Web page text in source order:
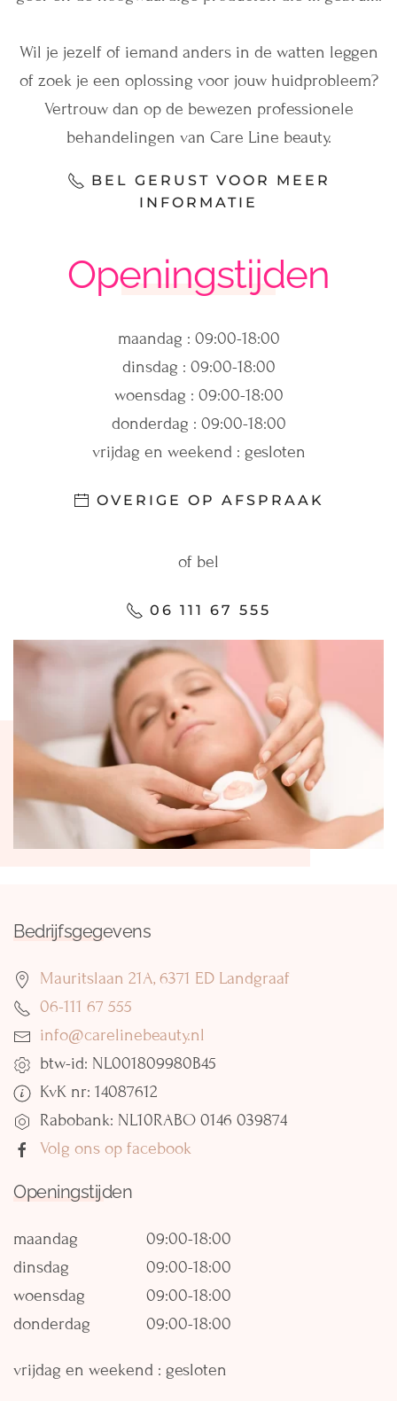
Wil je jezelf of iemand anders in de watten leggen
of zoek je een oplossing voor jouw huidprobleem?
Vertrouw dan op de bewezen professionele
behandelingen van Care Line beauty.
BEL GERUST VOOR MEER
INFORMATIE
Openingstijden
maandag : 09:00-18:00
dinsdag : 09:00-18:00
woensdag : 09:00-18:00
donderdag : 09:00-18:00
vrijdag en weekend : gesloten
OVERIGE OP AFSPRAAK
of bel
06 111 67 555
Bedrijfsgegevens
Mauritslaan 21A, 6371 ED Landgraaf
06-111 67 555
info@carelinebeauty.nl
btw-id: NL001809980B45
KvK nr: 14087612
Rabobank: NL10RABO 0146 039874
Volg ons op facebook
Openingstijden
maandag
09:00-18:00
dinsdag
09:00-18:00
woensdag
09:00-18:00
donderdag
09:00-18:00
vrijdag en weekend : gesloten